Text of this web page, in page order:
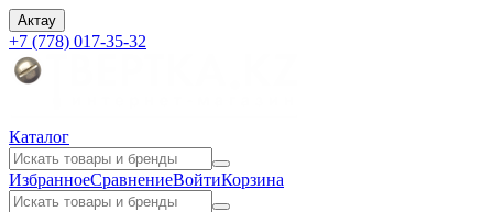
Актау
+7 (778) 017-35-32
Каталог
ИзбранноеСравнениеВойтиКорзина